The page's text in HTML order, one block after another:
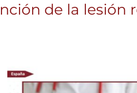
de la lesión